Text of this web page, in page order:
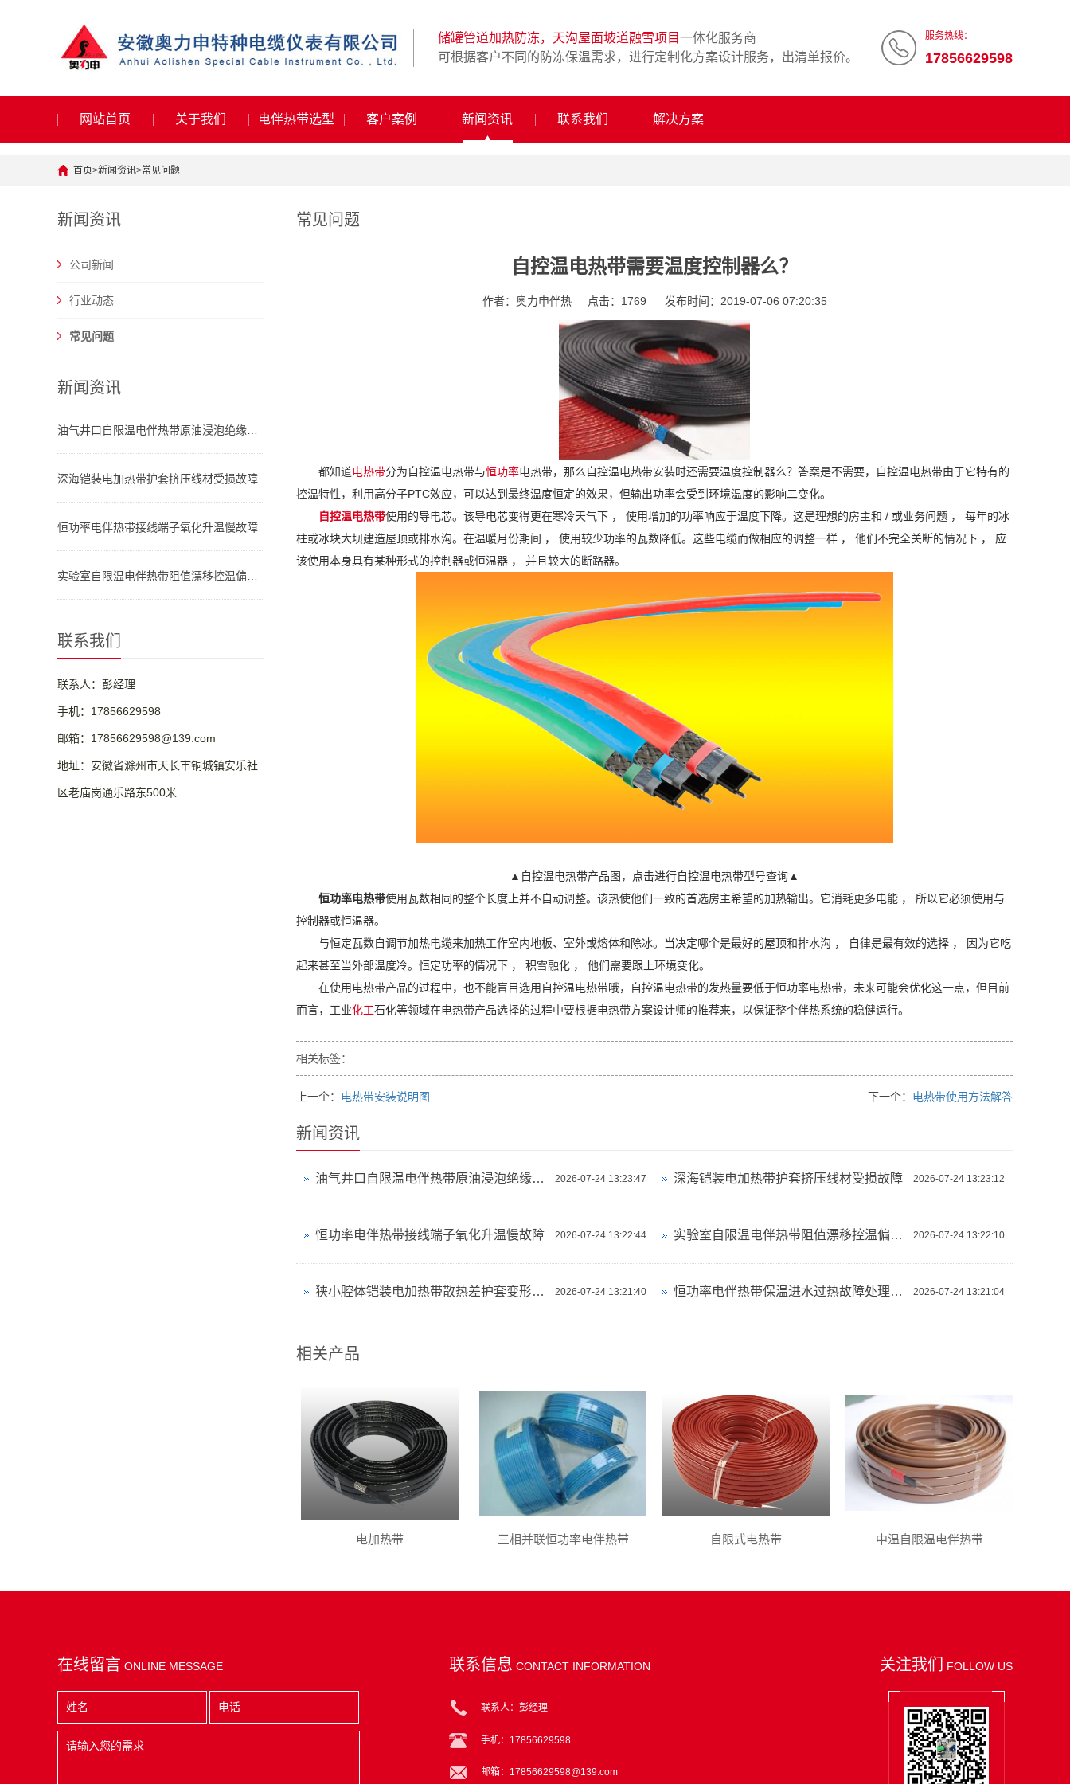
服务热线：
17856629598
储罐管道加热防冻，天沟屋面坡道融雪项目一体化服务商
可根据客户不同的防冻保温需求，进行定制化方案设计服务，出清单报价。
网站首页 关于我们 电伴热带选型 客户案例 新闻资讯 联系我们 解决方案
首页>新闻资讯>常见问题
新闻资讯
公司新闻
行业动态
常见问题
新闻资讯
深海铠装电加热带护套挤压线材受损故障
恒功率电伴热带接线端子氧化升温慢故障
联系我们
联系人：彭经理
手机：17856629598
邮箱：17856629598@139.com
地址：安徽省滁州市天长市铜城镇安乐社
区老庙岗通乐路东500米
常见问题
自控温电热带需要温度控制器么？
作者：奥力申伴热 点击：1769 发布时间：2019-07-06 07:20:35
都知道电热带分为自控温电热带与恒功率电热带，那么自控温电热带安装时还需要温度控制器么？答案是不需要，自控温电热带由于它特有的
控温特性，利用高分子PTC效应，可以达到最终温度恒定的效果，但输出功率会受到环境温度的影响二变化。
自控温电热带使用的导电芯。该导电芯变得更在寒冷天气下 ， 使用增加的功率响应于温度下降。这是理想的房主和 / 或业务问题 ， 每年的冰
柱或冰块大坝建造屋顶或排水沟。在温暖月份期间 ， 使用较少功率的瓦数降低。这些电缆而做相应的调整一样 ， 他们不完全关断的情况下 ， 应
该使用本身具有某种形式的控制器或恒温器 ， 并且较大的断路器。
▲自控温电热带产品图，点击进行自控温电热带型号查询▲
恒功率电热带使用瓦数相同的整个长度上并不自动调整。该热使他们一致的首选房主希望的加热输出。它消耗更多电能 ， 所以它必须使用与
控制器或恒温器。
与恒定瓦数自调节加热电缆来加热工作室内地板、室外或熔体和除冰。当决定哪个是最好的屋顶和排水沟 ， 自律是最有效的选择 ， 因为它吃
起来甚至当外部温度冷。恒定功率的情况下 ， 积雪融化 ， 他们需要跟上环境变化。
在使用电热带产品的过程中，也不能盲目选用自控温电热带哦，自控温电热带的发热量要低于恒功率电热带，未来可能会优化这一点，但目前
而言，工业化工石化等领域在电热带产品选择的过程中要根据电热带方案设计师的推荐来，以保证整个伴热系统的稳健运行。
相关标签：
上一个： 电热带安装说明图 下一个： 电热带使用方法解答
新闻资讯
2026-07-24 13:23:47
油气井口自限温电伴热带原油浸泡绝缘失效 2026-07-24 13:23:12
深海铠装电加热带护套挤压线材受损故障
2026-07-24 13:22:44
恒功率电伴热带接线端子氧化升温慢故障 2026-07-24 13:22:10
实验室自限温电伴热带阻值漂移控温偏差大
2026-07-24 13:21:40
狭小腔体铠装电加热带散热差护套变形故障 2026-07-24 13:21:04
恒功率电伴热带保温进水过热故障处理方案
相关产品
电加热带 三相并联恒功率电伴热带 自限式电热带 中温自限温电伴热带
关注我们 FOLLOW US
在线留言 ONLINE MESSAGE 联系信息 CONTACT INFORMATION
联系人：彭经理
手机：17856629598
邮箱：17856629598@139.com